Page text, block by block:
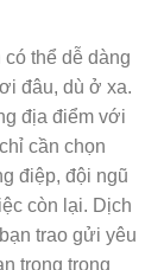
thể dễ dàng
đâu, dù ở xa.
địa điểm với
cần chọn
điệp, đội ngũ
còn lại. Dịch
trao gửi yêu
trọng trong